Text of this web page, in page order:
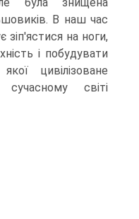
В наш час
зіп'ястися на ноги,
і побудувати
цивілізоване
світі